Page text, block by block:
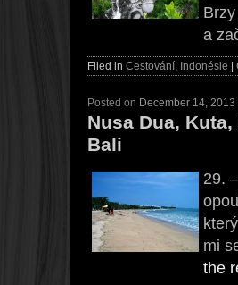
a
Filed in Cestování, Indonésie
Posted on December 14, 2013
Nusa Dua,
Bali
29.
mi
the